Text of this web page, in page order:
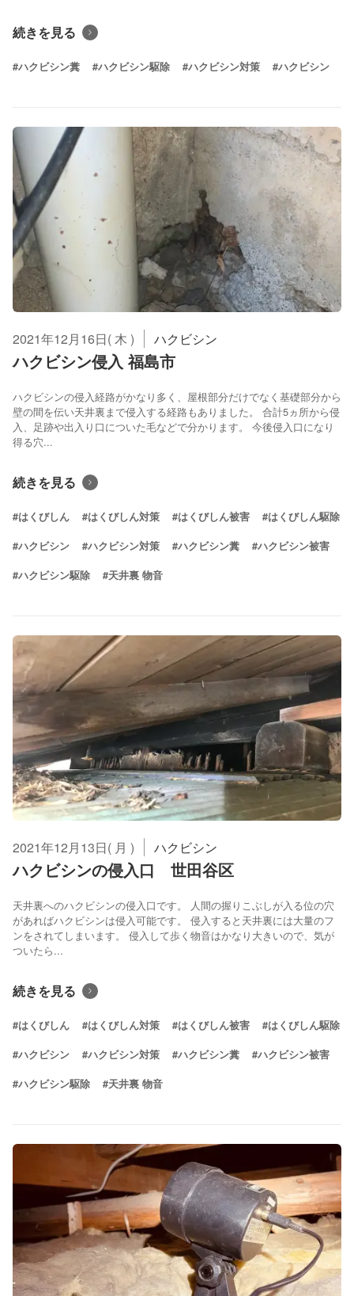
続きを見る
#ハクビシン糞 #ハクビシン駆除 #ハクビシン対策 #ハクビシン
2021年12月16日( 木 ) ハクビシン
ハクビシン侵入 福島市
ハクビシンの侵入経路がかなり多く、屋根部分だけでなく基礎部分から
壁の間を伝い天井裏まで侵入する経路もありました。 合計5ヵ所から侵
入、足跡や出入り口についた毛などで分かります。 今後侵入口になり
得る穴...
続きを見る
#はくびしん #はくびしん対策 #はくびしん被害 #はくびしん駆除
#ハクビシン #ハクビシン対策 #ハクビシン糞 #ハクビシン被害
#ハクビシン駆除 #天井裏 物音
2021年12月13日( 月 ) ハクビシン
ハクビシンの侵入口 世田谷区
天井裏へのハクビシンの侵入口です。 人間の握りこぶしが入る位の穴
があればハクビシンは侵入可能です。 侵入すると天井裏には大量のフ
ンをされてしまいます。 侵入して歩く物音はかなり大きいので、気が
ついたら...
続きを見る
#はくびしん #はくびしん対策 #はくびしん被害 #はくびしん駆除
#ハクビシン #ハクビシン対策 #ハクビシン糞 #ハクビシン被害
#ハクビシン駆除 #天井裏 物音